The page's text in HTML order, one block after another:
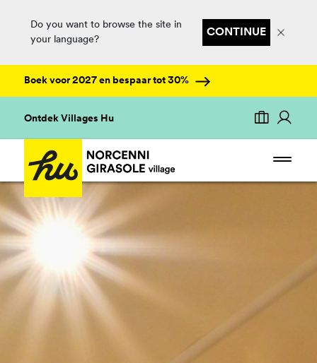
Do you want to browse the site in
your language?
CONTINUE
Boek voor 2027 en bespaar tot 30%
Ontdek Villages Hu